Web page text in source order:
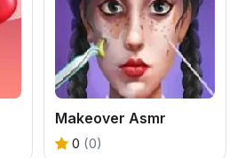
Makeover Asmr
0 (0)